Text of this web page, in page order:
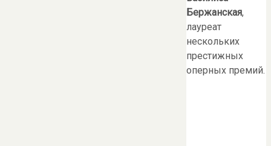
Бержанская,
лауреат
нескольких
престижных
оперных премий.